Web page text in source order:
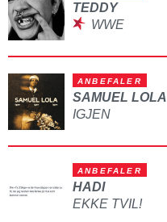
TEDDY
WWE
ANBEFALER
SAMUEL LOLA
IGJEN
ANBEFALER
HADI
EKKE TVIL!